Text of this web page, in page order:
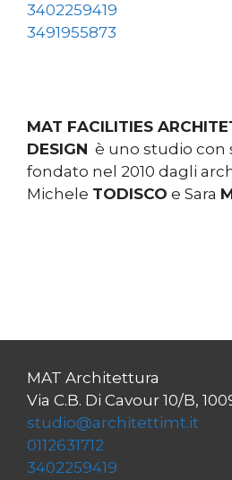
3402259419
3491955873
MAT FACILITIES
DESIGN è uno studio con
fondato nel 2010 dagli
Michele TODISCO e Sara
MAT Architettura
Via C.B. Di Cavour 10/B,
studio@architettimt.it
0112631712
3402259419